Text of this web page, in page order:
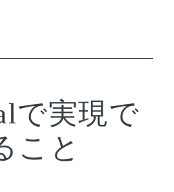
で実現で
こと